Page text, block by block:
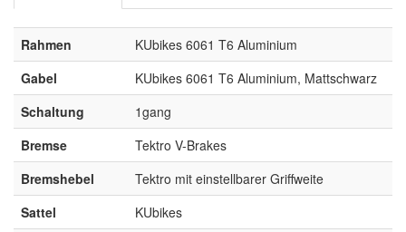
Rahmen
KUbikes 6061 T6 Aluminium
Gabel
KUbikes 6061 T6 Aluminium, Mattschwarz
Schaltung
1gang
Bremse
Tektro V-Brakes
Bremshebel
Tektro mit einstellbarer Griffweite
Sattel
KUbikes